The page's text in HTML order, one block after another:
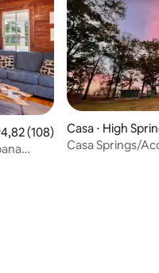
de uma avaliação média
4,82 (108)
Casa ⋅ High
Casa Springs/